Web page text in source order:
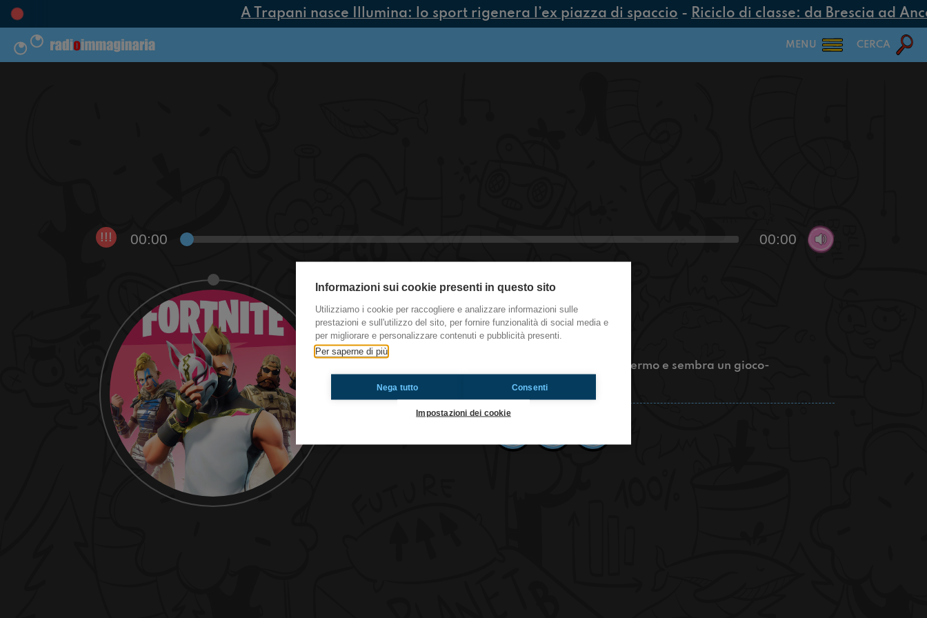
A Trapani nasce Illumina: lo sport rigenera l’ex piazza di spaccio- Riciclo di classe: da Brescia ad
MENU CERCA
!!! 00:00 00:00
#tvn Per fortnite!
Ma che gioco è questo? Ci tiene attaccati a uno schermo e sembra un gioco-
Informazioni sui cookie presenti in questo sito
Utilizziamo i cookie per raccogliere e analizzare informazioni sulle
prestazioni e sull'utilizzo del sito, per fornire funzionalità di social media e
per migliorare e personalizzare contenuti e pubblicità presenti.
Per saperne di più
Nega tutto Consenti
Impostazioni dei cookie